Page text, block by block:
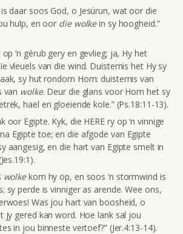
daar soos God, o Jesúrun, wat oor die
hulp, en oor die wolkein sy hoogheid.”
op ‘n gérub gery en gevlieg; ja, Hy het
vleuels van die wind. Duisternis het Hy sy
sy hut rondom Hom: duisternis van
van wolke. Deur die glans voor Hom het sy
hael en gloeiende kole.” (Ps.18:11-13).
oor Egipte. Kyk, die HERE ry op ‘n vinnige
Egipte toe; en die afgode van Egipte
aangesig, en die hart van Egipte smelt in
wolkekom hy op, en soos ‘n stormwind is
sy perde is vinniger as arende. Wee ons,
Was jou hart van boosheid, o
jy gered kan word. Hoe lank sal jou
in jou binneste vertoef?” (Jer.4:13-14).